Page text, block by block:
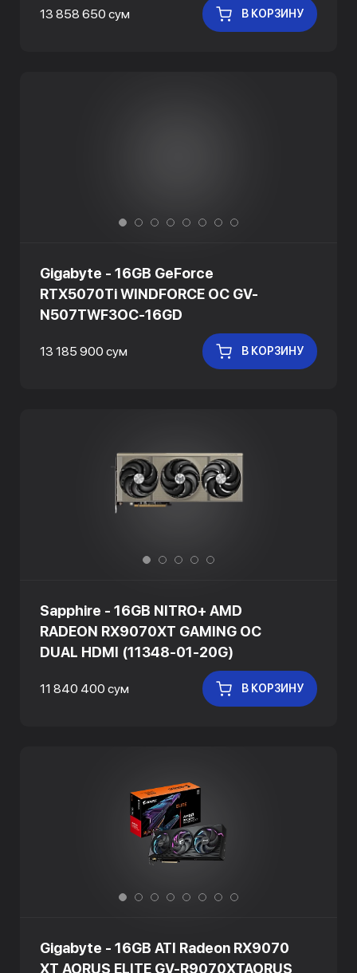
13 858 650 сум В КОРЗИНУ
Gigabyte - 16GB GeForce
RTX5070Ti WINDFORCE OC GV-
N507TWF3OC-16GD
13 185 900 сум В КОРЗИНУ
Sapphire - 16GB NITRO+ AMD
RADEON RX9070XT GAMING OC
DUAL HDMI (11348-01-20G)
11 840 400 сум В КОРЗИНУ
Gigabyte - 16GB ATI Radeon RX9070
XT AORUS ELITE GV-R9070XTAORUS